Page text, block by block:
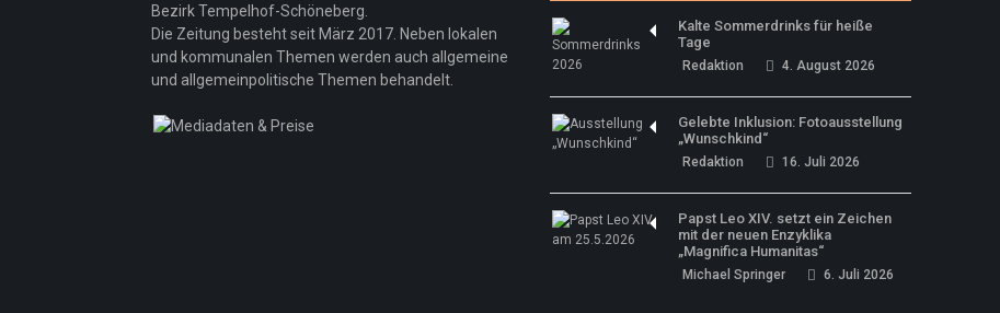
Bezirk Tempelhof-Schöneberg.
Die Zeitung besteht seit März 2017. Neben lokalen
und kommunalen Themen werden auch allgemeine
und allgemeinpolitische Themen behandelt.
Kalte Sommerdrinks für heiße
Tage
Redaktion 4. August 2026
Gelebte Inklusion: Fotoausstellung
„Wunschkind“
Redaktion 16. Juli 2026
Papst Leo XIV. setzt ein Zeichen
mit der neuen Enzyklika
„Magnifica Humanitas“
Michael Springer 6. Juli 2026